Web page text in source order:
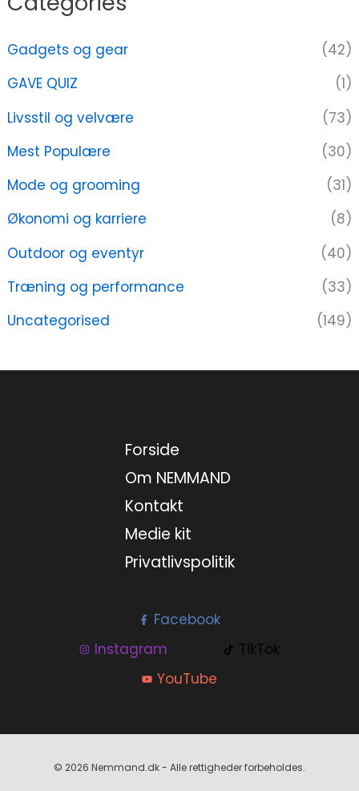
Gadgets og gear
(42)
GAVE QUIZ
(1)
Livsstil og velvære
(73)
Mest Populære
(30)
Mode og grooming
(31)
Økonomi og karriere
(8)
Outdoor og eventyr
(40)
Træning og performance
(33)
Uncategorised
(149)
Forside
Om NEMMAND
Kontakt
Medie kit
Privatlivspolitik
Facebook
Instagram
TikTok
YouTube
© 2026 Nemmand.dk - Alle rettigheder forbeholdes.